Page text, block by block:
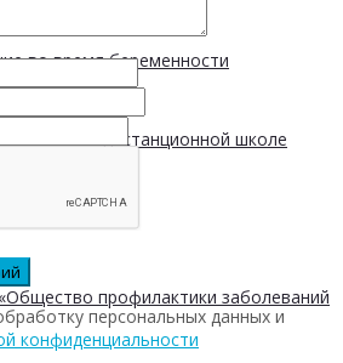
во время беременности
занятия в дистанционной школе
профилактики заболеваний
персональных данных и
конфиденциальности